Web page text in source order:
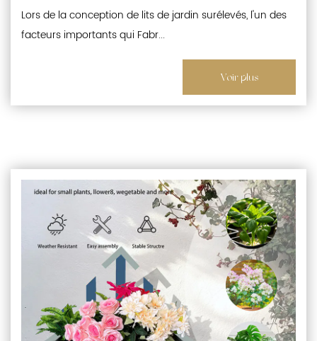
Lors de la conception de lits de jardin surélevés, l'un des
facteurs importants qui Fabr...
Voir plus